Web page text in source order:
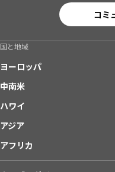
コミ
国と地域
ヨーロッパ
中南米
ハワイ
アジア
アフリカ